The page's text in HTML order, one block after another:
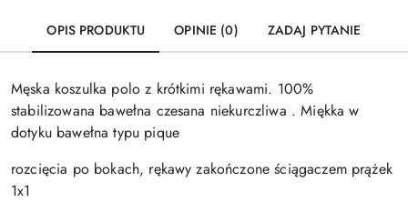
OPIS PRODUKTU OPINIE (0) ZADAJ PYTANIE
Męska koszulka polo z krótkimi rękawami. 100%
stabilizowana bawełna czesana niekurczliwa . Miękka w
dotyku bawełna typu pique
rozcięcia po bokach, rękawy zakończone ściągaczem prążek
1x1